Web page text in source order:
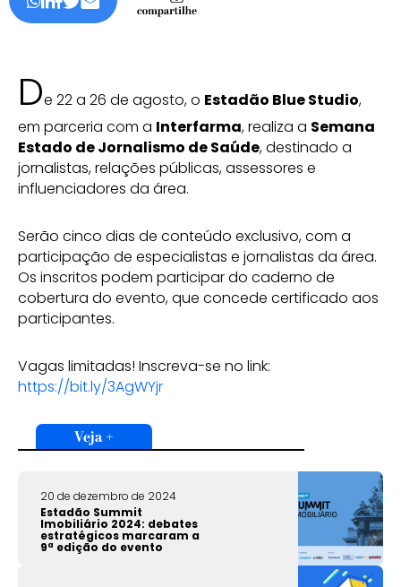
De 22 a 26 de agosto, o Estadão Blue Studio,
em parceria com a Interfarma, realiza a Semana
Estado de Jornalismo de Saúde, destinado a
jornalistas, relações públicas, assessores e
influenciadores da área.
Serão cinco dias de conteúdo exclusivo, com a
participação de especialistas e jornalistas da área.
Os inscritos podem participar do caderno de
cobertura do evento, que concede certificado aos
participantes.
Vagas limitadas! Inscreva-se no link:
https://bit.ly/3AgWYjr
Veja +
20 de dezembro de 2024
Estadão Summit
Imobiliário 2024: debates
estratégicos marcaram a
9ª edição do evento